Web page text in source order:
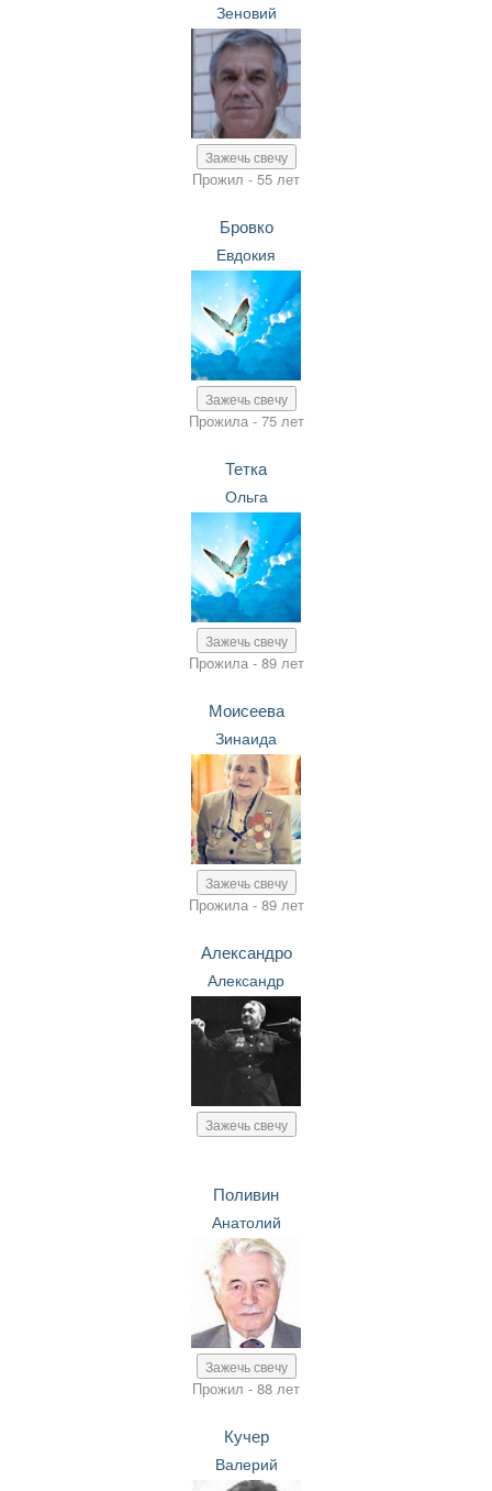
Зеновий
Зажечь свечу
Прожил - 55 лет
Бровко
Евдокия
Зажечь свечу
Прожила - 75 лет
Тетка
Ольга
Зажечь свечу
Прожила - 89 лет
Моисеева
Зинаида
Зажечь свечу
Прожила - 89 лет
Александро
Александр
Зажечь свечу
Поливин
Анатолий
Зажечь свечу
Прожил - 88 лет
Кучер
Валерий